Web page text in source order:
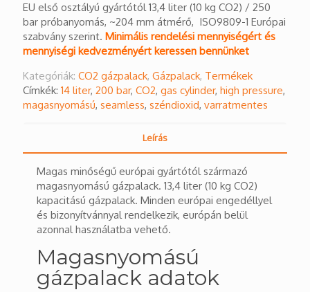
EU első osztályú gyártótól 13,4 liter (10 kg CO2) / 250
bar próbanyomás, ~204 mm átmérő, ISO9809-1 Európai
szabvány szerint. Minimális rendelési mennyiségért és
mennyiségi kedvezményért keressen bennünket
Kategóriák: CO2 gázpalack, Gázpalack, Termékek
Címkék: 14 liter, 200 bar, CO2, gas cylinder, high pressure,
magasnyomású, seamless, széndioxid, varratmentes
Leírás
Magas minőségű európai gyártótól származó
magasnyomású gázpalack. 13,4 liter (10 kg CO2)
kapacitású gázpalack. Minden európai engedéllyel
és bizonyítvánnyal rendelkezik, európán belül
azonnal használatba vehető.
Magasnyomású
gázpalack adatok